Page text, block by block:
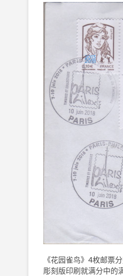
《花园雀鸟》4枚邮票
彫刻版印刷就满分中的